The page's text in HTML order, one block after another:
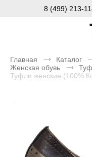
8 (499) 213-
Главная Каталог
Женская обувь
Туфли женские (100%